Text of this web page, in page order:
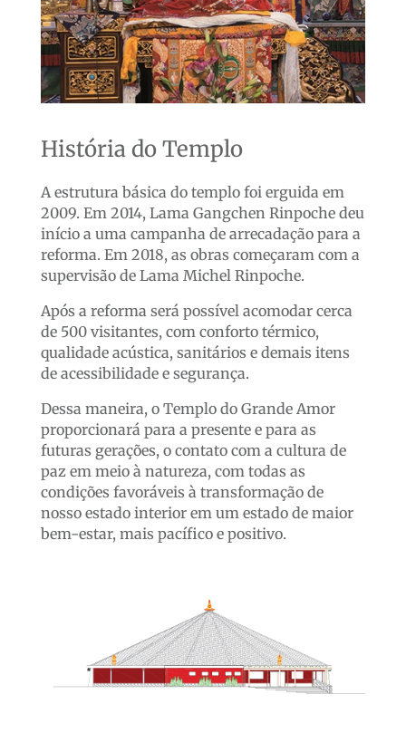
História do Templo
A estrutura básica do templo foi erguida em
2009. Em 2014, Lama Gangchen Rinpoche deu
início a uma campanha de arrecadação para a
reforma. Em 2018, as obras começaram com a
supervisão de Lama Michel Rinpoche.
Após a reforma será possível acomodar cerca
de 500 visitantes, com conforto térmico,
qualidade acústica, sanitários e demais itens
de acessibilidade e segurança.
Dessa maneira, o Templo do Grande Amor
proporcionará para a presente e para as
futuras gerações, o contato com a cultura de
paz em meio à natureza, com todas as
condições favoráveis à transformação de
nosso estado interior em um estado de maior
bem-estar, mais pacífico e positivo.